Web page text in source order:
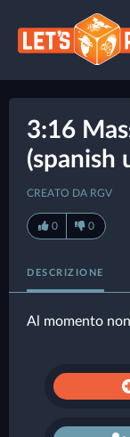
3:16
(spanish
CREATO DA RGV
0 0
DESCRIZIONE
Al momento